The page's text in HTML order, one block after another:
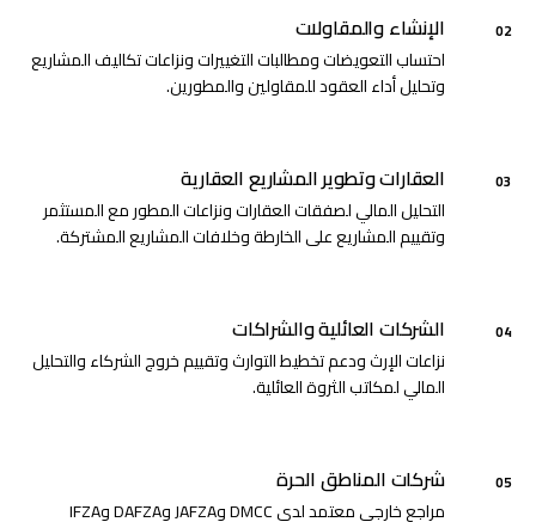
02 الإنشاء والمقاولات
احتساب التعويضات ومطالبات التغييرات ونزاعات تكاليف المشاريع
وتحليل أداء العقود للمقاولين والمطورين.
03 العقارات وتطوير المشاريع العقارية
التحليل المالي لصفقات العقارات ونزاعات المطور مع المستثمر
وتقييم المشاريع على الخارطة وخلافات المشاريع المشتركة.
04 الشركات العائلية والشراكات
نزاعات الإرث ودعم تخطيط التوارث وتقييم خروج الشركاء والتحليل
المالي لمكاتب الثروة العائلية.
05 شركات المناطق الحرة
مراجع خارجي معتمد لدى DMCC وJAFZA وDAFZA وIFZA